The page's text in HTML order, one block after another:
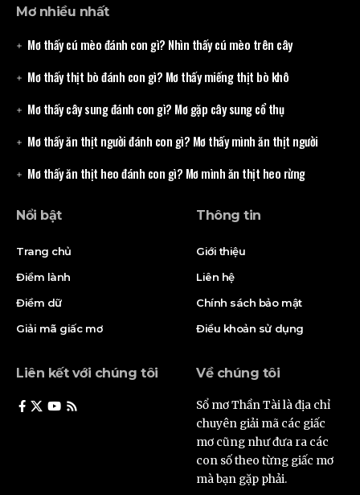
Mơ nhiều nhất
Mơ thấy cú mèo đánh con gì? Nhìn thấy cú mèo trên cây
Mơ thấy thịt bò đánh con gì? Mơ thấy miếng thịt bò khô
Mơ thấy cây sung đánh con gì? Mơ gặp cây sung cổ thụ
Mơ thấy ăn thịt người đánh con gì? Mơ thấy mình ăn thịt người
Mơ thấy ăn thịt heo đánh con gì? Mơ mình ăn thịt heo rừng
Nổi bật
Trang chủ
Điềm lành
Điềm dữ
Giải mã giấc mơ
Thông tin
Giới thiệu
Liên hệ
Chính sách bảo mật
Điều khoản sử dụng
Liên kết với chúng tôi Về chúng tôi
Sổ mơ Thần Tài là địa chỉ
chuyên giải mã các giấc
mơ cũng như đưa ra các
con số theo từng giấc mơ
mà bạn gặp phải.